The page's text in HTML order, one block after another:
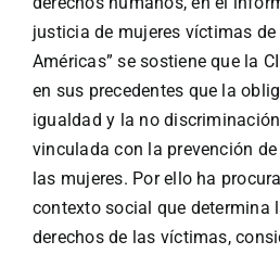
justicia de mujeres víctimas
Américas” se sostiene que la
en sus precedentes que la
igualdad y la no
vinculada con la prevención
las mujeres. Por ello ha
contexto social que determina
derechos de las víctimas,